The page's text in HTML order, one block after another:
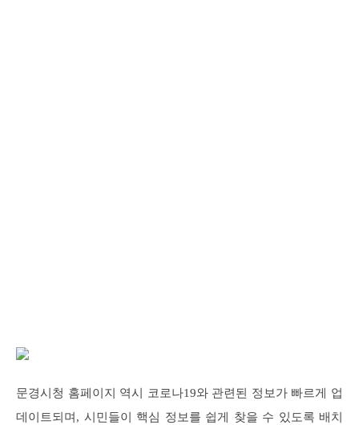
문경시청 홈페이지 역시 코로나19와 관련된 정보가 빠르게 업
데이트되며, 시민들이 핵심 정보를 쉽게 찾을 수 있도록 배치